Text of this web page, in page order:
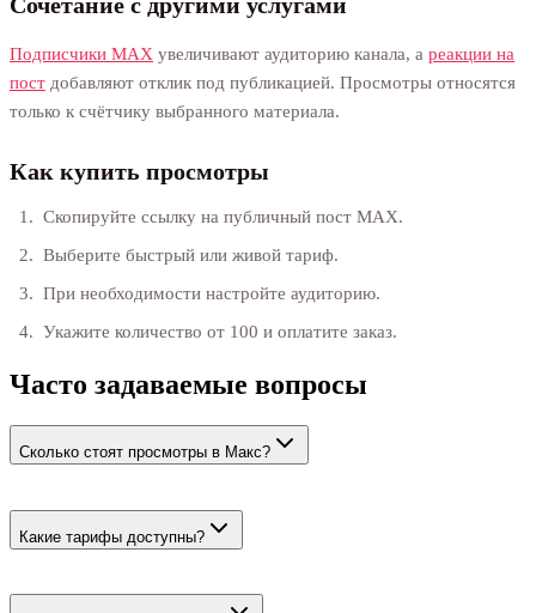
Подписчики MAX увеличивают аудиторию канала, а реакции на
пост добавляют отклик под публикацией. Просмотры относятся
только к счётчику выбранного материала.
Как купить просмотры
Скопируйте ссылку на публичный пост MAX.
Выберите быстрый или живой тариф.
При необходимости настройте аудиторию.
Укажите количество от 100 и оплатите заказ.
Часто задаваемые вопросы
Сколько стоят просмотры в Макс?
₽ за 100.
Какие тарифы доступны?
пользователей до 500 в день.